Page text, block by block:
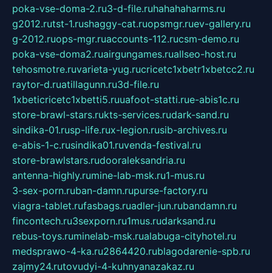
poka-vse-doma-2.ru3-d-file.ruhahahaharms.ru
g2012.rutst-1.rushaggy-cat.ruopsmgr.ruev-gallery.ru
g-2012.ruops-mgr.ruaccounts-112.rucsm-demo.ru
poka-vse-doma2.ruairgungames.ruallseo-host.ru
tehosmotre.ruvarieta-yug.rucricetc1xbetr1xbetcc2.ru
raytor-d.ruatillagunn.ru3d-file.ru
1xbeticricetc1xbetti5.ruuafoot-statti.rue-abis1c.ru
store-brawl-stars.rukts-services.rudark-sand.ru
sindika-01.rusp-life.rux-legion.rusib-archives.ru
e-abis-1-c.rusindika01.ruvenda-festival.ru
store-brawlstars.rudooraleksandria.ru
antenna-highly.rumine-lab-msk.ru1-mus.ru
3-sex-porn.ruban-damn.rupurse-factory.ru
viagra-tablet.rufasbags.ruadler-jun.rubandamn.ru
fincontech.ru3sexporn.ru1mus.rudarksand.ru
rebus-toys.ruminelab-msk.rualabuga-cityhotel.ru
medsprawo-4-ka.ru2864420.rublagodarenie-spb.ru
zajmy24.rutovudyi-4-kuhnyanazakaz.ru